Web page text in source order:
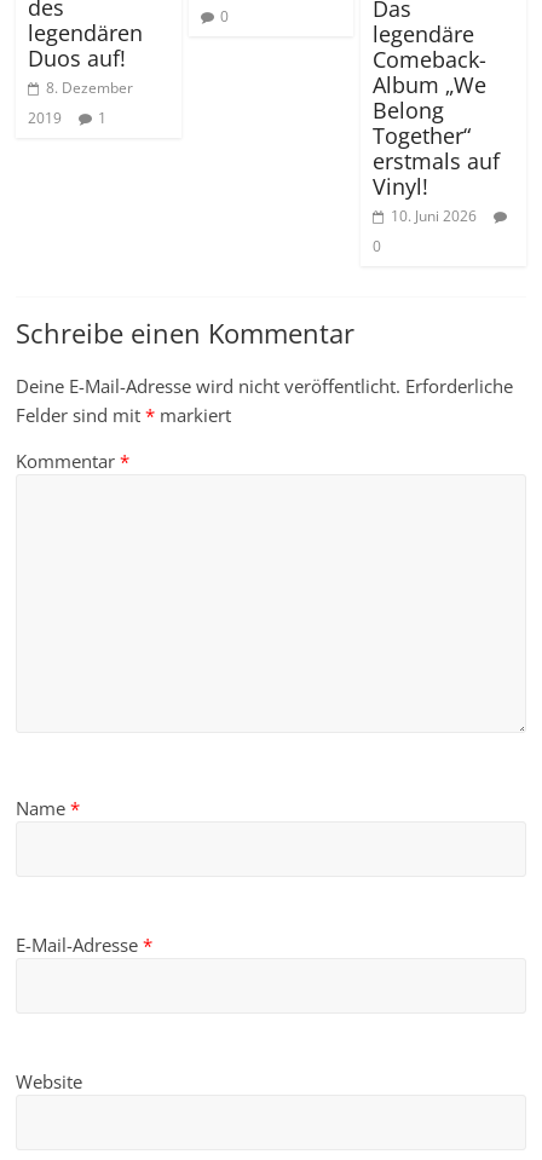
des
legendären
Duos auf!
8. Dezember
2019
1
0
Das
legendäre
Comeback-
Album „We
Belong
Together“
erstmals auf
Vinyl!
10. Juni 2026
0
Schreibe einen Kommentar
Deine E-Mail-Adresse wird nicht veröffentlicht. Erforderliche
Felder sind mit* markiert
Kommentar*
Name*
E-Mail-Adresse*
Website